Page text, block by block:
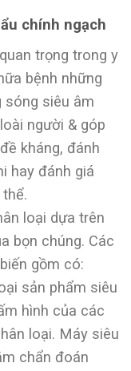
chính ngạch
trọng trong y
bệnh những
sóng siêu âm
người & góp
kháng, đánh
hay đánh giá
loại dựa trên
bọn chúng. Các
gồm có:
sản phẩm siêu
hình của các
loại. Máy siêu
chẩn đoán